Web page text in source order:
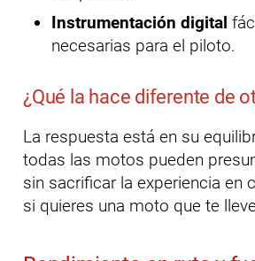
Instrumentación digital
necesarias para el piloto.
¿Qué la hace diferente de
La respuesta está en su
todas las motos pueden
sin sacrificar la experiencia en
si quieres una moto que te